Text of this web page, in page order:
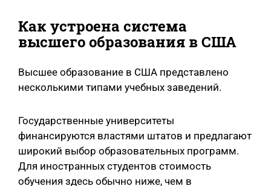
Как устроена система
высшего образования в США
Высшее образование в США представлено
несколькими типами учебных заведений.
Государственные университеты
финансируются властями штатов и предлагают
широкий выбор образовательных программ.
Для иностранных студентов стоимость
обучения здесь обычно ниже, чем в